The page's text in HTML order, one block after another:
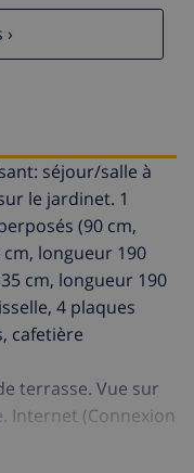
séjour/salle à
le jardinet. 1
(90 cm,
longueur 190
cm, longueur 190
4 plaques
cafetière
terrasse. Vue sur
Internet (Connexion